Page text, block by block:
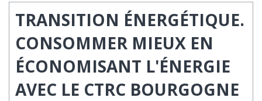
TRANSITION ÉNERGÉTIQUE.
CONSOMMER MIEUX EN
ÉCONOMISANT L'ÉNERGIE
AVEC LE CTRC BOURGOGNE